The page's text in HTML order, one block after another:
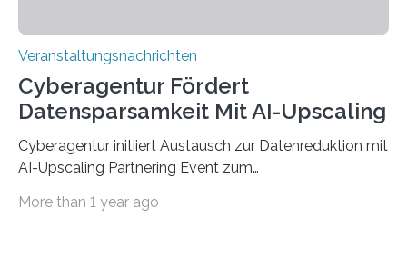
Veranstaltungsnachrichten
Cyberagentur Fördert
Datensparsamkeit Mit AI-Upscaling
Cyberagentur initiiert Austausch zur Datenreduktion mit
AI-Upscaling Partnering Event zum
innovative DatenverarbeitungDie Agentur für
More than 1 year ago